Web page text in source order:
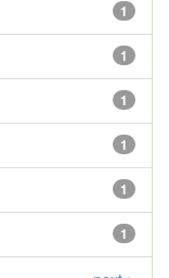
1
1
1
1
1
1